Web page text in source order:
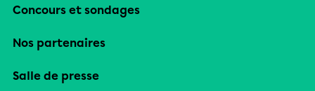
Concours et sondages
Nos partenaires
Salle de presse